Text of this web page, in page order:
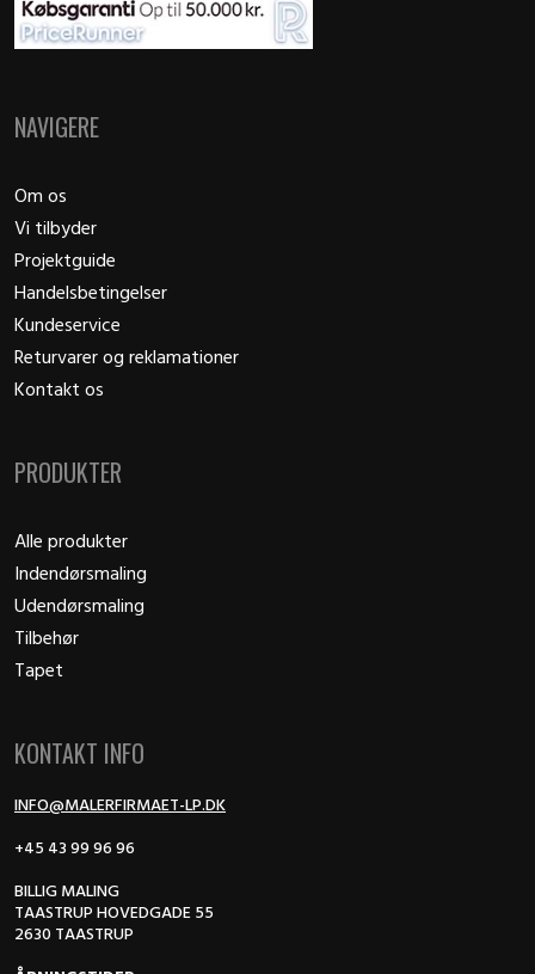
NAVIGERE
Om os
Vi tilbyder
Projektguide
Handelsbetingelser
Kundeservice
Returvarer og reklamationer
Kontakt os
PRODUKTER
Alle produkter
Indendørsmaling
Udendørsmaling
Tilbehør
Tapet
KONTAKT INFO
INFO@MALERFIRMAET-LP.DK
+45 43 99 96 96
BILLIG MALING
TAASTRUP HOVEDGADE 55
2630 TAASTRUP